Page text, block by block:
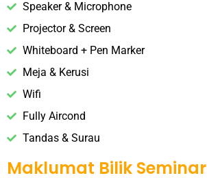
Speaker & Microphone
Projector & Screen
Whiteboard + Pen Marker
Meja & Kerusi
Wifi
Fully Aircond
Tandas & Surau
Maklumat Bilik Seminar